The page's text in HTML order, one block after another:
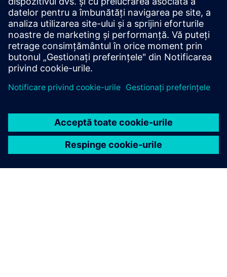
datelor PLM. Rezultatul: o reducere cu 30% a timpului de
migrare, transparență deplină prin raportare în timp real și
mai rapidă
adaptarea la un model de date în evoluție la scară.